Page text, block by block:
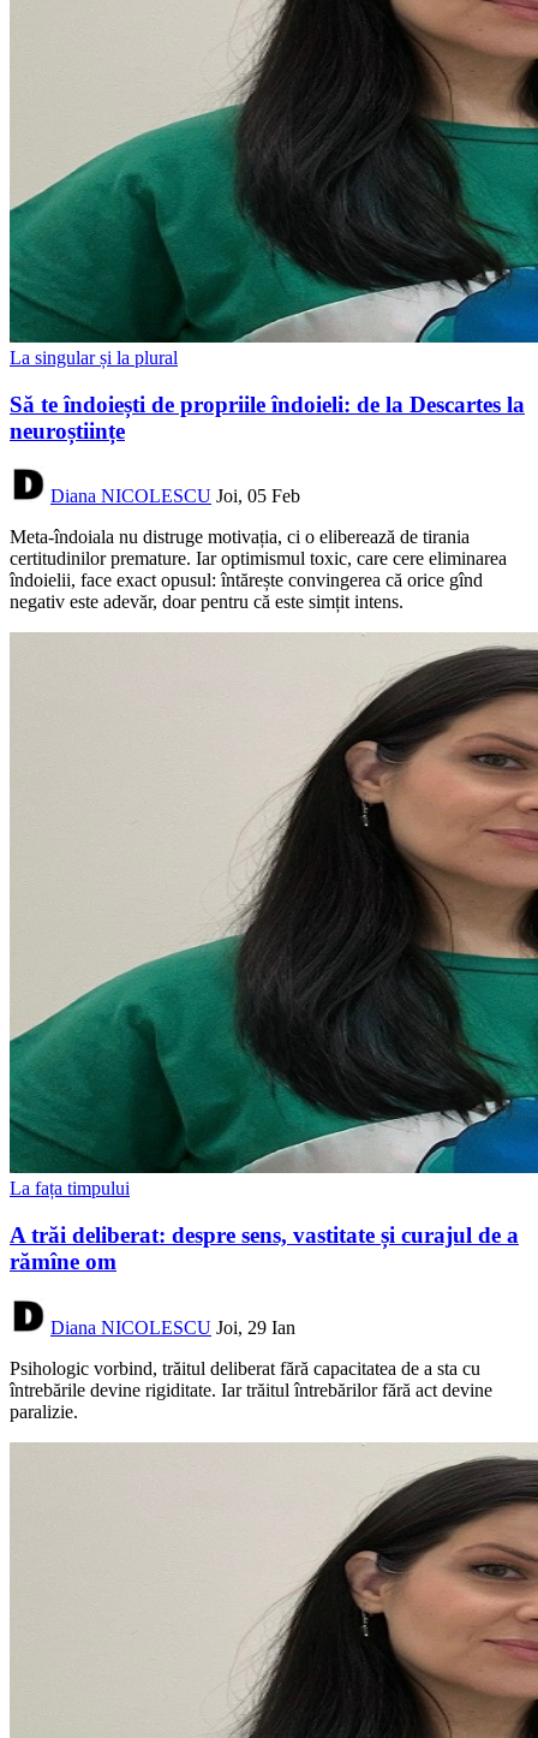
La singular și la plural
Să te îndoiești de propriile îndoieli: de la Descartes la
neuroștiințe
Diana NICOLESCU Joi, 05 Feb
Meta-îndoiala nu distruge motivația, ci o eliberează de tirania
certitudinilor premature. Iar optimismul toxic, care cere eliminarea
îndoielii, face exact opusul: întărește convingerea că orice gînd
negativ este adevăr, doar pentru că este simțit intens.
La fața timpului
A trăi deliberat: despre sens, vastitate și curajul de a
rămîne om
Diana NICOLESCU Joi, 29 Ian
Psihologic vorbind, trăitul deliberat fără capacitatea de a sta cu
întrebările devine rigiditate. Iar trăitul întrebărilor fără act devine
paralizie.